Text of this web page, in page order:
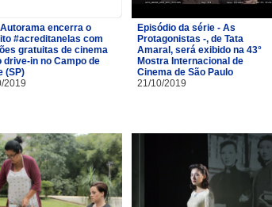
encerra o
#acreditanelas com
gratuitas de cinema
drive-in no Campo de
(SP)
2019
Episódio da série - As
Protagonistas -, de Tata
Amaral, será exibido na 43°
Mostra Internacional de
Cinema de São Paulo
21/10/2019